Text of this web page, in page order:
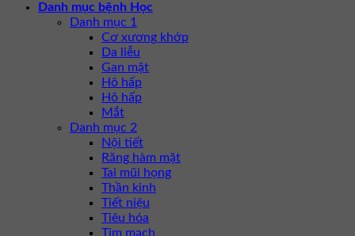
Danh mục bệnh Học
Danh mục 1
Cơ xương khớp
Da liễu
Gan mật
Hô hấp
Hô hấp
Mắt
Danh mục 2
Nội tiết
Răng hàm mặt
Tai mũi họng
Thần kinh
Tiết niệu
Tiêu hóa
Tim mạch